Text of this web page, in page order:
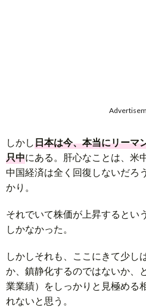
しかし日本は今、本当にリーマ
只中にある。肝心なことは、米
中国経済は全く回復しないだろ
かり。
それでいて株価が上昇するとい
しかなかった。
しかしそれも、ここにきて少し
か、鎮静化するのではないか、
業業績）をしっかりと見極める
れないと思う。